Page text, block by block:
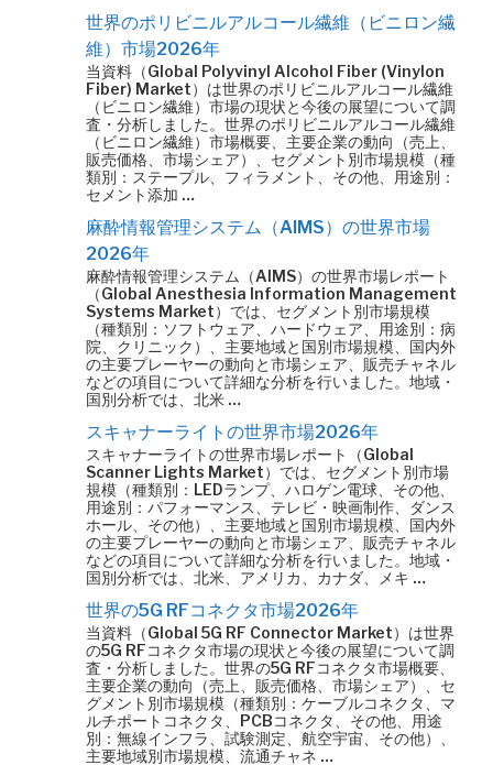
世界のポリビニルアルコール繊維（ビニロン繊
維）市場2026年
当資料（Global Polyvinyl Alcohol Fiber (Vinylon
Fiber) Market）は世界のポリビニルアルコール繊維
（ビニロン繊維）市場の現状と今後の展望について調
査・分析しました。世界のポリビニルアルコール繊維
（ビニロン繊維）市場概要、主要企業の動向（売上、
販売価格、市場シェア）、セグメント別市場規模（種
類別：ステープル、フィラメント、その他、用途別：
セメント添加 …
麻酔情報管理システム（AIMS）の世界市場
2026年
麻酔情報管理システム（AIMS）の世界市場レポート
（Global Anesthesia Information Management
Systems Market）では、セグメント別市場規模
（種類別：ソフトウェア、ハードウェア、用途別：病
院、クリニック）、主要地域と国別市場規模、国内外
の主要プレーヤーの動向と市場シェア、販売チャネル
などの項目について詳細な分析を行いました。地域・
国別分析では、北米 …
スキャナーライトの世界市場2026年
スキャナーライトの世界市場レポート（Global
Scanner Lights Market）では、セグメント別市場
規模（種類別：LEDランプ、ハロゲン電球、その他、
用途別：パフォーマンス、テレビ・映画制作、ダンス
ホール、その他）、主要地域と国別市場規模、国内外
の主要プレーヤーの動向と市場シェア、販売チャネル
などの項目について詳細な分析を行いました。地域・
国別分析では、北米、アメリカ、カナダ、メキ …
世界の5G RFコネクタ市場2026年
当資料（Global 5G RF Connector Market）は世界
の5G RFコネクタ市場の現状と今後の展望について調
査・分析しました。世界の5G RFコネクタ市場概要、
主要企業の動向（売上、販売価格、市場シェア）、セ
グメント別市場規模（種類別：ケーブルコネクタ、マ
ルチポートコネクタ、PCBコネクタ、その他、用途
別：無線インフラ、試験測定、航空宇宙、その他）、
主要地域別市場規模、流通チャネ …